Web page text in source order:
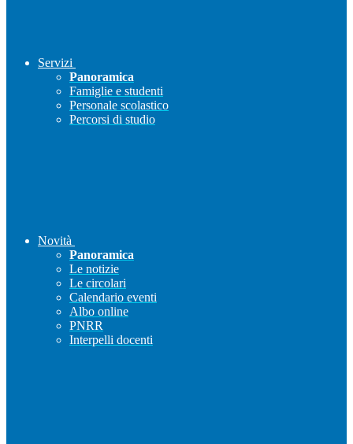
Servizi
Panoramica
Famiglie e studenti
Personale scolastico
Percorsi di studio
Novità
Panoramica
Le notizie
Le circolari
Calendario eventi
Albo online
PNRR
Interpelli docenti